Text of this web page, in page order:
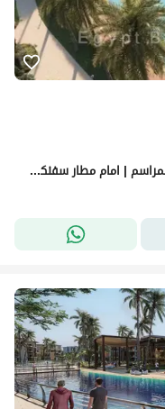
شقة فندقية للبيع | مع فندق روتانا | شركة المراسم | امام مطار سفنكس | قريب من المتحف المصري | الاهرامات | باعلي عائد ايجاري